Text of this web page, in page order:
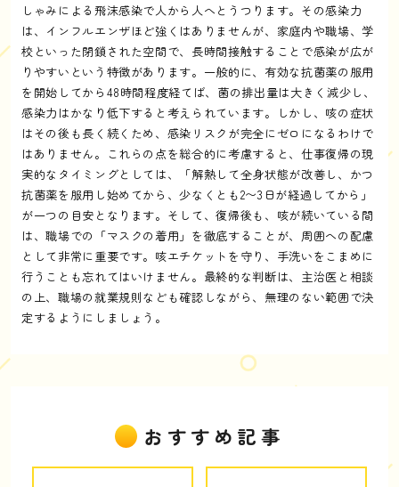
しゃみによる飛沫感染で人から人へとうつります。その感染力
は、インフルエンザほど強くはありませんが、家庭内や職場、学
校といった閉鎖された空間で、長時間接触することで感染が広が
りやすいという特徴があります。一般的に、有効な抗菌薬の服用
を開始してから48時間程度経てば、菌の排出量は大きく減少し、
感染力はかなり低下すると考えられています。しかし、咳の症状
はその後も長く続くため、感染リスクが完全にゼロになるわけで
はありません。これらの点を総合的に考慮すると、仕事復帰の現
実的なタイミングとしては、「解熱して全身状態が改善し、かつ
抗菌薬を服用し始めてから、少なくとも2〜3日が経過してから」
が一つの目安となります。そして、復帰後も、咳が続いている間
は、職場での「マスクの着用」を徹底することが、周囲への配慮
として非常に重要です。咳エチケットを守り、手洗いをこまめに
行うことも忘れてはいけません。最終的な判断は、主治医と相談
の上、職場の就業規則なども確認しながら、無理のない範囲で決
定するようにしましょう。
おすすめ記事